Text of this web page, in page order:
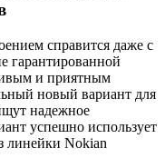
справится даже с
гарантированной
и приятным
новый вариант для
надежное
успешно использует
линейки Nokian